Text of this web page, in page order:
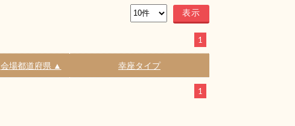
1
会場都道府県 ▲ 幸座タイプ
1